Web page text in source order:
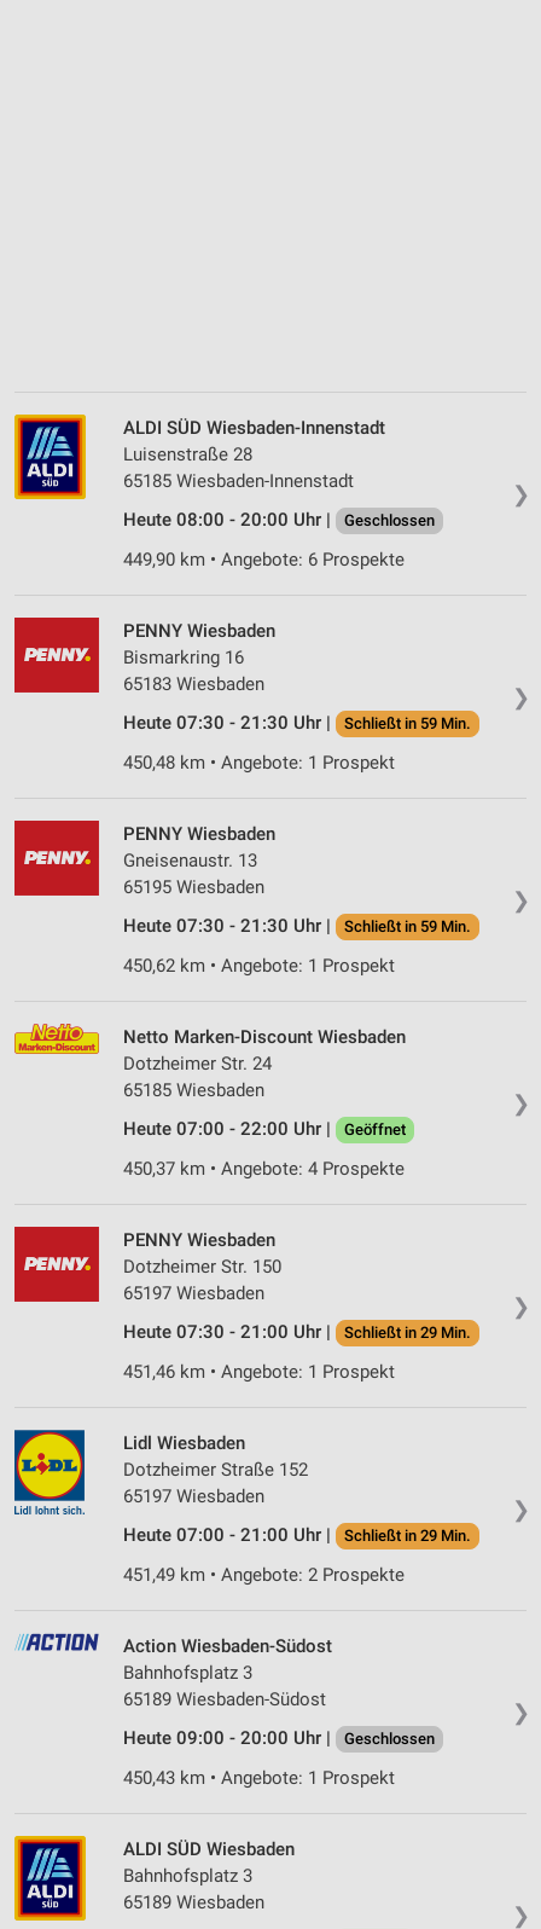
❯
ALDI SÜD Wiesbaden-Innenstadt
Luisenstraße 28
65185 Wiesbaden-Innenstadt
Heute 08:00 - 20:00 Uhr |
Geschlossen
449,90 km • Angebote: 6 Prospekte
❯
PENNY Wiesbaden
Bismarkring 16
65183 Wiesbaden
Heute 07:30 - 21:30 Uhr |
Schließt in 59 Min.
450,48 km • Angebote: 1 Prospekt
❯
PENNY Wiesbaden
Gneisenaustr. 13
65195 Wiesbaden
Heute 07:30 - 21:30 Uhr |
Schließt in 59 Min.
450,62 km • Angebote: 1 Prospekt
❯
Netto Marken-Discount Wiesbaden
Dotzheimer Str. 24
65185 Wiesbaden
Heute 07:00 - 22:00 Uhr |
Geöffnet
450,37 km • Angebote: 4 Prospekte
❯
PENNY Wiesbaden
Dotzheimer Str. 150
65197 Wiesbaden
Heute 07:30 - 21:00 Uhr |
Schließt in 29 Min.
451,46 km • Angebote: 1 Prospekt
❯
Lidl Wiesbaden
Dotzheimer Straße 152
65197 Wiesbaden
Heute 07:00 - 21:00 Uhr |
Schließt in 29 Min.
451,49 km • Angebote: 2 Prospekte
❯
Action Wiesbaden-Südost
Bahnhofsplatz 3
65189 Wiesbaden-Südost
Heute 09:00 - 20:00 Uhr |
Geschlossen
450,43 km • Angebote: 1 Prospekt
❯
ALDI SÜD Wiesbaden
Bahnhofsplatz 3
65189 Wiesbaden